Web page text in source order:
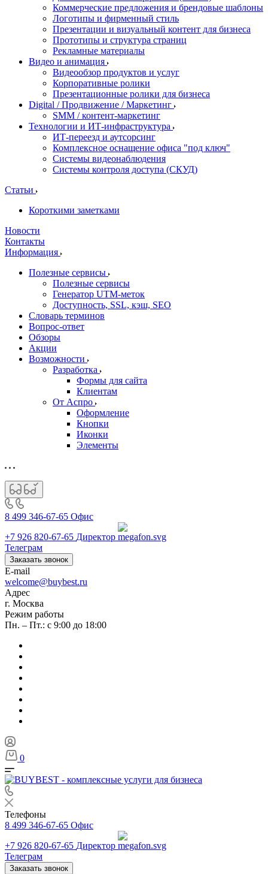
Коммерческие предложения и брендовые шаблоны
Логотипы и фирменный стиль
Презентации и визуальный контент для бизнеса
Прототипы и структура страниц
Рекламные материалы
Видео и анимация
Видеообзор продуктов и услуг
Корпоративные ролики
Презентационные ролики для бизнеса
Digital / Продвижение / Маркетинг
SMM / контент-маркетинг
Технологии и ИТ-инфраструктура
ИТ-переезд и аутсорсинг
Комплексное оснащение офиса "под ключ"
Системы видеонаблюдения
Системы контроля доступа (СКУД)
Статьи
Короткими заметками
Новости
Контакты
Информация
Полезные сервисы
Полезные сервисы
Генератор UTM‑меток
Доступность, SSL, кэш, SEO
Словарь терминов
Вопрос-ответ
Обзоры
Акции
Возможности
Разработка
Формы для сайта
Клиентам
От Аспро
Оформление
Кнопки
Иконки
Элементы
8 499 346-67-65 Офис
+7 926 820-67-65 Директор
Телеграм
Заказать звонок
E-mail
welcome@buybest.ru
Адрес
г. Москва
Режим работы
Пн. – Пт.: с 9:00 до 18:00
0
Телефоны
8 499 346-67-65 Офис
+7 926 820-67-65 Директор
Телеграм
Заказать звонок